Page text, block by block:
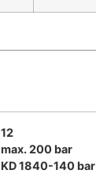
12
max. 200 bar
KD 1840-140 bar